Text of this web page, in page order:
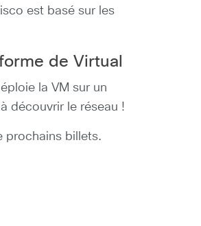
est basé sur les
de Virtual
la VM sur un
découvrir le réseau !
prochains billets.